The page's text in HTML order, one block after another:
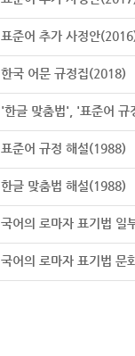
표준어 추가 사정안
한국 어문 규정집(2018)
'한글 맞춤법', '표준어 규
표준어 규정 해설(1988)
한글 맞춤법 해설(1988)
국어의 로마자 표기법
국어의 로마자 표기법